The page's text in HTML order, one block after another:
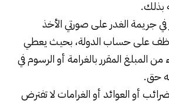
بذلك.
جريمة الغدر على صورتي الأخذ
على حساب الدولة، بحيث يعطي
المبلغ المقرر بالغرامة أو الرسوم في
حق.
أو العوائد أو الغرامات لا تفترض